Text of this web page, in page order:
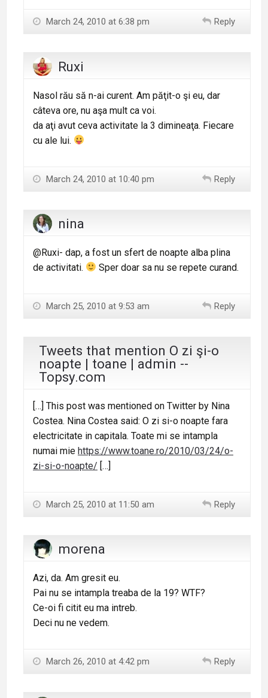
March 24, 2010 at 6:38 pm Reply
Ruxi
Nasol rău să n-ai curent. Am păţit-o şi eu, dar
câteva ore, nu aşa mult ca voi.
da aţi avut ceva activitate la 3 dimineaţa. Fiecare
cu ale lui.
March 24, 2010 at 10:40 pm Reply
nina
@Ruxi- dap, a fost un sfert de noapte alba plina
de activitati.
Sper doar sa nu se repete curand.
March 25, 2010 at 9:53 am Reply
Tweets that mention O zi şi-o
noapte | toane | admin --
Topsy.com
[…] This post was mentioned on Twitter by Nina
Costea. Nina Costea said: O zi si-o noapte fara
electricitate in capitala. Toate mi se intampla
numai mie https://www.toane.ro/2010/03/24/o-
zi-si-o-noapte/ […]
March 25, 2010 at 11:50 am Reply
morena
Azi, da. Am gresit eu.
Pai nu se intampla treaba de la 19? WTF?
Ce-oi fi citit eu ma intreb.
Deci nu ne vedem.
March 26, 2010 at 4:42 pm Reply